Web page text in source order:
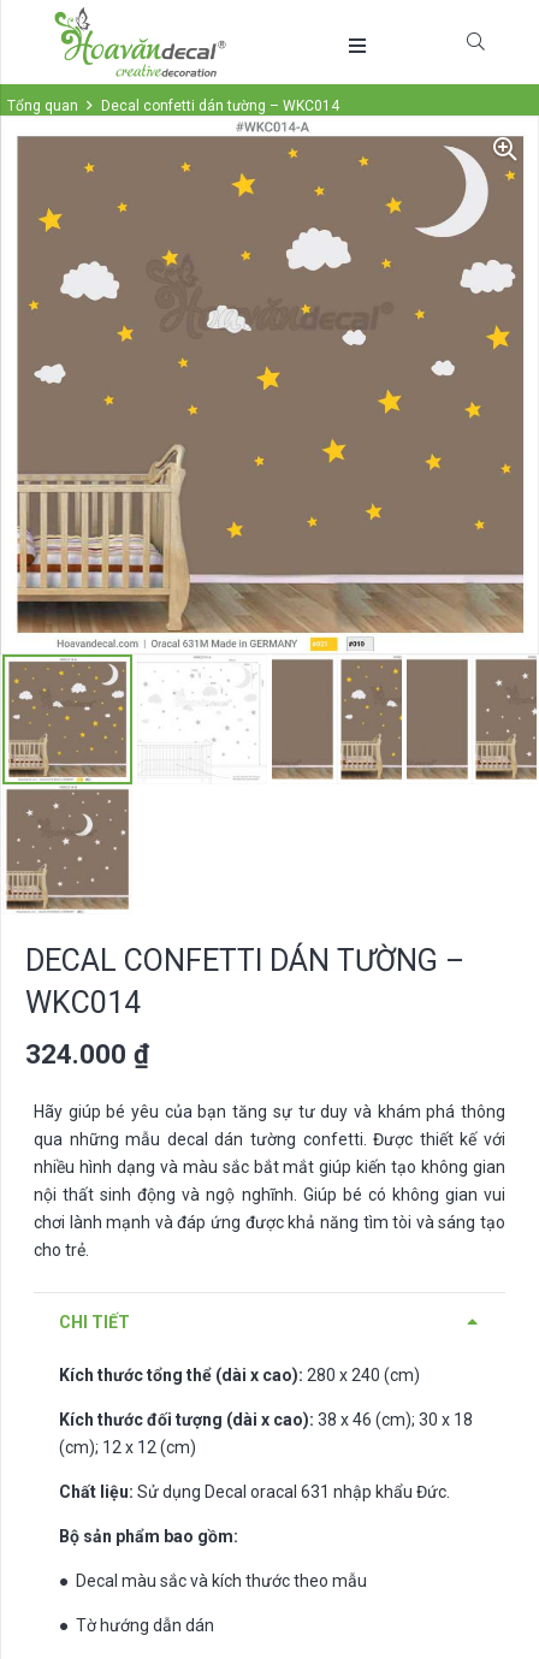
Tổng quan Decal confetti dán tường – WKC014
DECAL CONFETTI DÁN TƯỜNG –
WKC014
324.000 ₫
Hãy giúp bé yêu của bạn tăng sự tư duy và khám phá thông
qua những mẫu decal dán tường confetti. Được thiết kế với
nhiều hình dạng và màu sắc bắt mắt giúp kiến tạo không gian
nội thất sinh động và ngộ nghĩnh. Giúp bé có không gian vui
chơi lành mạnh và đáp ứng được khả năng tìm tòi và sáng tạo
cho trẻ.
CHI TIẾT
Kích thước tổng thể (dài x cao): 280 x 240 (cm)
Kích thước đối tượng (dài x cao): 38 x 46 (cm); 30 x 18
(cm); 12 x 12 (cm)
Chất liệu: Sử dụng Decal oracal 631 nhập khẩu Đức.
Bộ sản phẩm bao gồm:
● Decal màu sắc và kích thước theo mẫu
● Tờ hướng dẫn dán